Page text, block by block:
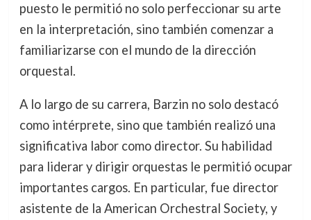
puesto le permitió no solo perfeccionar su arte
en la interpretación, sino también comenzar a
familiarizarse con el mundo de la dirección
orquestal.
A lo largo de su carrera, Barzin no solo destacó
como intérprete, sino que también realizó una
significativa labor como director. Su habilidad
para liderar y dirigir orquestas le permitió ocupar
importantes cargos. En particular, fue director
asistente de la American Orchestral Society, y